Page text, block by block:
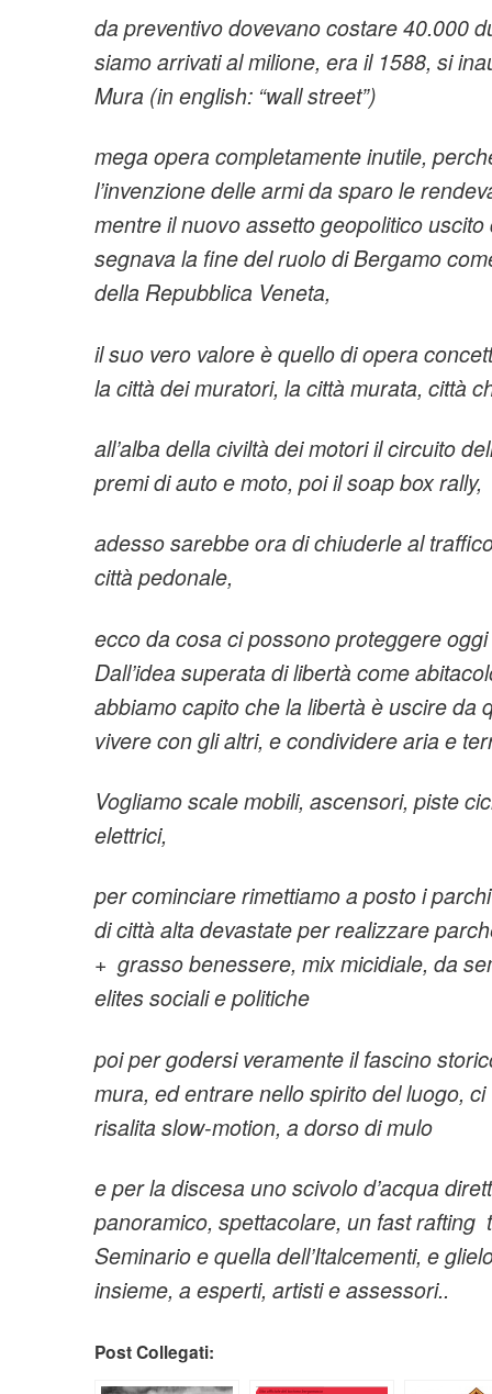
da preventivo dovevano costare 40.000
siamo arrivati al milione, era il 1588, si
Mura (in english: “wall street”)
mega opera completamente inutile,
l’invenzione delle armi da sparo le
mentre il nuovo assetto geopolitico
segnava la fine del ruolo di Bergamo
della Repubblica Veneta,
il suo vero valore è quello di opera
la città dei muratori, la città murata, città
all’alba della civiltà dei motori il circuito
premi di auto e moto, poi il soap box rally,
adesso sarebbe ora di chiuderle al
città pedonale,
ecco da cosa ci possono proteggere
Dall’idea superata di libertà come
abbiamo capito che la libertà è uscire da
vivere con gli altri, e condividere aria e
Vogliamo scale mobili, ascensori, piste
elettrici,
per cominciare rimettiamo a posto i
di città alta devastate per realizzare
+ grasso benessere, mix micidiale, da
elites sociali e politiche
poi per godersi veramente il fascino
mura, ed entrare nello spirito del luogo,
risalita slow-motion, a dorso di mulo
e per la discesa uno scivolo d’acqua
panoramico, spettacolare, un fast rafting
Seminario e quella dell’Italcementi, e
insieme, a esperti, artisti e assessori..
Post Collegati: